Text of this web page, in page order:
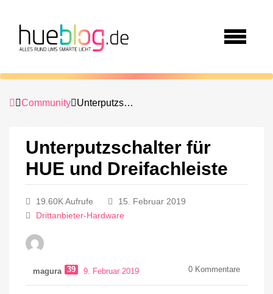
Community Unterputzschalter für HUE und Dreifachleiste
Unterputzschalter für
HUE und Dreifachleiste
19.60K Aufrufe
15. Februar 2019
Drittanbieter-Hardware
magura 39 9. Februar 2019 0 Kommentare